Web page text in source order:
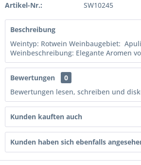
Artikel-Nr.: SW10245
Beschreibung
Weintyp: Rotwein Weinbaugebiet:
Weinbeschreibung: Elegante Aromen
Bewertungen
0
Bewertungen lesen, schreiben und
Kunden kauften auch
Kunden haben sich ebenfalls